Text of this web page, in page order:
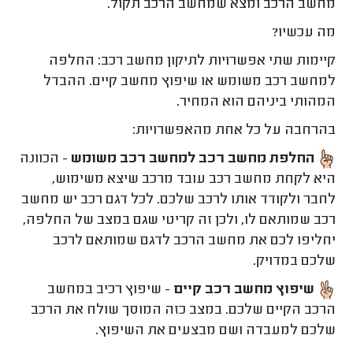
מחשב הרכב ומצא שמחשב הרכב תקול.
מה עכשיו?
קיימות שתי אפשרויות לתיקון מחשב רכב: החלפה
למחשב רכב משומש או שיפוץ מחשב קיים. ההבדל
המהותי ביניהם הוא המחיר.
בהרחבה על כל אחת מהאפשרויות:
החלפת מחשב רכב למחשב רכב משומש - הכוונה
היא לקחת מחשב רכב עובד מרכב שיצא משימוש,
לחבר ולקודד אותו לרכב שלכם. לכל דגם רכב יש מחשב
רכב שמותאם לו, ולכן זה קריטי שגם במצב של החלפה,
יחליפו לכם את מחשב הרכב לדגם שמותאם לרכב
שלכם במדויק.
שיפוץ מחשב רכב קיים - שיפוץ רכיב במחשב
הרכב הקיים שלכם. במצב כזה המוסך שולח את הרכב
שלכם למעבדה ושם מבצעים את השיפוץ.